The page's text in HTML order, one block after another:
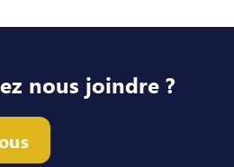
nous joindre ?